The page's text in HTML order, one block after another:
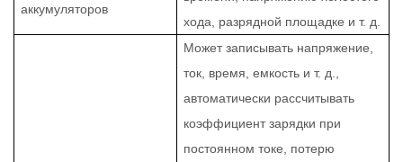
аккумуляторов
хода, разрядной площадке и т. д.
Может записывать напряжение,
ток, время, емкость и т. д.,
автоматически рассчитывать
коэффициент зарядки при
постоянном токе, потерю